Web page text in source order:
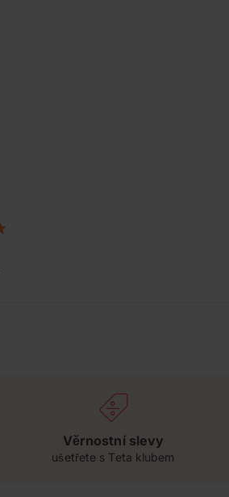
Věrnostní slevy
ušetřete s Teta klubem